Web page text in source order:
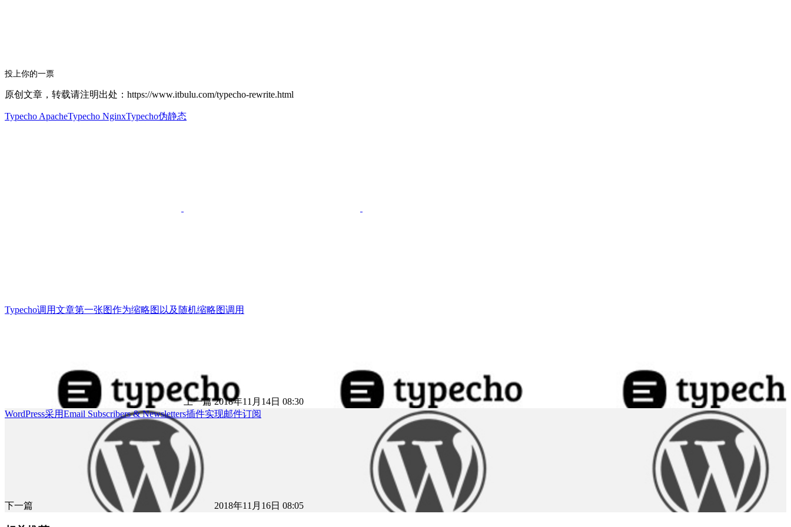
投上你的一票
原创文章，转载请注明出处：https://www.itbulu.com/typecho-rewrite.html
Typecho ApacheTypecho NginxTypecho伪静态
Typecho调用文章第一张图作为缩略图以及随机缩略图调用
上一篇 2018年11月14日 08:30
WordPress采用Email Subscribers & Newsletters插件实现邮件订阅
下一篇 2018年11月16日 08:05